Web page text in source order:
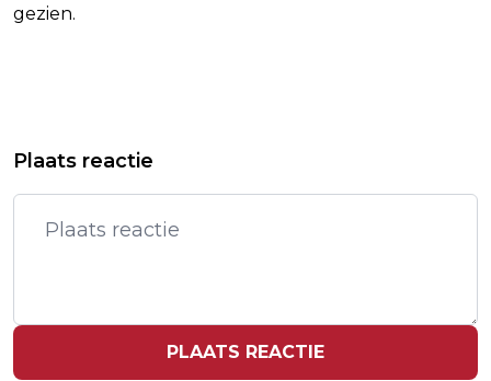
gezien.
JEUGDZORG MOETEN SNEL KOMEN
AEX-INDEX LICHT HOGER IN
AFWACHTING ONTWIKKELINGEN
MIDDEN-OOSTEN
Plaats reactie
PLAATS REACTIE